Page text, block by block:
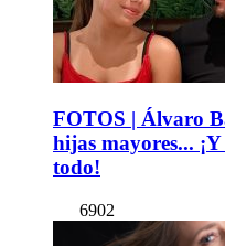
FOTOS | Álvaro
hijas mayores...
todo!
6902